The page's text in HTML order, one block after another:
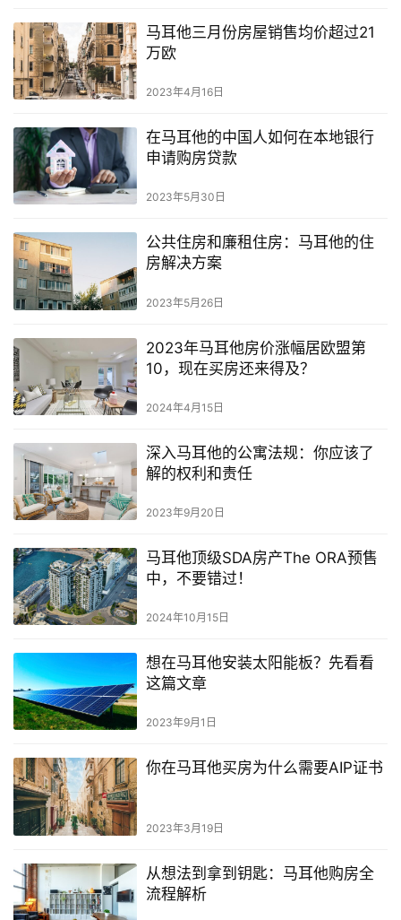
马耳他三月份房屋销售均价超过21
万欧
2023年4月16日
在马耳他的中国人如何在本地银行
申请购房贷款
2023年5月30日
公共住房和廉租住房：马耳他的住
房解决方案
2023年5月26日
2023年马耳他房价涨幅居欧盟第
10，现在买房还来得及？
2024年4月15日
深入马耳他的公寓法规：你应该了
解的权利和责任
2023年9月20日
马耳他顶级SDA房产The ORA预售
中，不要错过！
2024年10月15日
想在马耳他安装太阳能板？先看看
这篇文章
2023年9月1日
你在马耳他买房为什么需要AIP证书
2023年3月19日
从想法到拿到钥匙：马耳他购房全
流程解析